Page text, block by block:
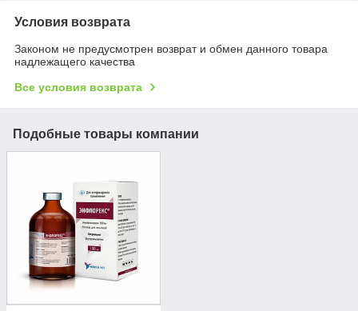
Условия возврата
Законом не предусмотрен возврат и обмен данного товара
надлежащего качества
Все условия возврата
Подобные товары компании